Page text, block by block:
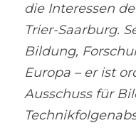
die Interessen
Trier-Saarburg.
Bildung,
Europa – er ist
Ausschuss für